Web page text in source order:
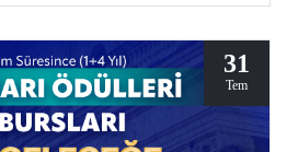
31
Tem